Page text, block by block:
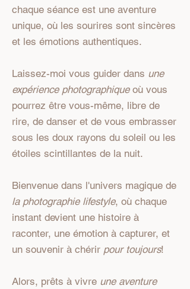
chaque séance est une aventure
unique, où les sourires sont sincères
et les émotions authentiques.
Laissez-moi vous guider dans une
expérience photographiqueoù vous
pourrez être vous-même, libre de
rire, de danser et de vous embrasser
sous les doux rayons du soleil ou les
étoiles scintillantes de la nuit.
Bienvenue dans l'univers magique de
la photographie lifestyle, où chaque
instant devient une histoire à
raconter, une émotion à capturer, et
un souvenir à chérir pour toujours!
Alors, prêts à vivre une aventure